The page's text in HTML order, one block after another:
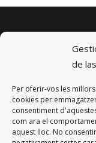
de
Per oferir-vos les
cookies per
consentiment
com ara el
aquest lloc. No